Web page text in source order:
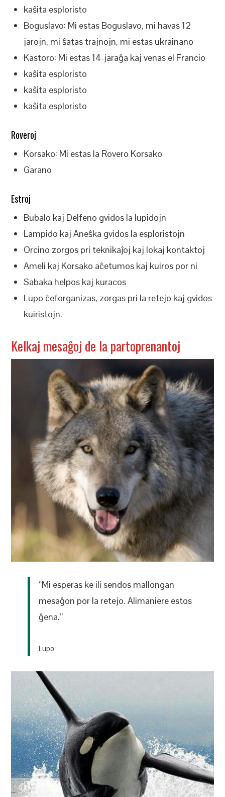
kaŝita esploristo
Boguslavo: Mi estas Boguslavo, mi havas 12
jarojn, mi ŝatas trajnojn, mi estas ukrainano
Kastoro: Mi estas 14-jaraĝa kaj venas el Francio
kaŝita esploristo
kaŝita esploristo
kaŝita esploristo
Roveroj
Korsako: Mi estas la Rovero Korsako
Garano
Estroj
Bubalo kaj Delfeno gvidos la lupidojn
Lampido kaj Aneŝka gvidos la esploristojn
Orcino zorgos pri teknikaĵoj kaj lokaj kontaktoj
Ameli kaj Korsako aĉetumos kaj kuiros por ni
Sabaka helpos kaj kuracos
Lupo ĉeforganizas, zorgas pri la retejo kaj gvidos
kuiristojn.
Kelkaj mesaĝoj de la partoprenantoj
“Mi esperas ke ili sendos mallongan
mesaĝon por la retejo. Alimaniere estos
ĝena.”
Lupo